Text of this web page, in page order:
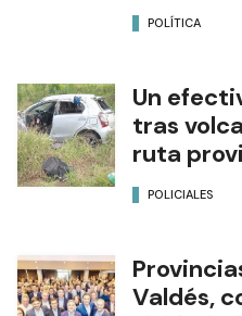
POLÍTICA
Un
tras
ruta
POLICIALES
Valdés,